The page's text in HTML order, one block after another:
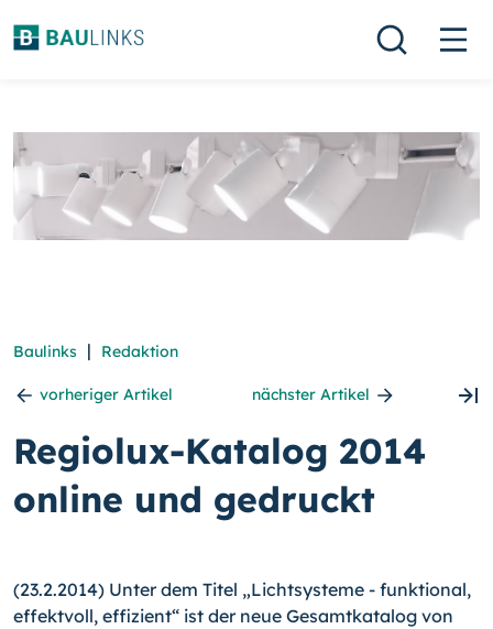
Baulinks | Redaktion
vorheriger Artikel nächster Artikel
Regiolux-Katalog 2014
online und gedruckt
(23.2.2014) Unter dem Titel „Lichtsysteme - funktional,
effektvoll, effizient“ ist der neue Gesamtkatalog von